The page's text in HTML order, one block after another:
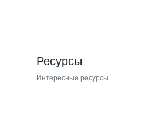
Ресурсы
Интересные ресурсы